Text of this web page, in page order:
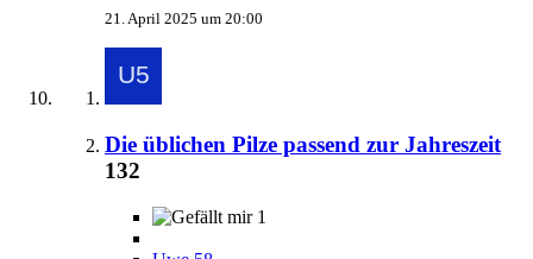
21. April 2025 um 20:00
Die üblichen Pilze passend zur Jahreszeit
132
1